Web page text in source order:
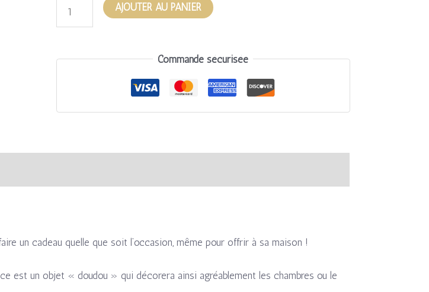
AJOUTER AU PANIER
Commande sécurisée
un cadeau quelle que soit l’occasion, même pour offrir à sa maison !
est un objet « doudou » qui décorera ainsi agréablement les chambres ou le